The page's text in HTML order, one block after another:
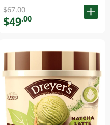
$67.00
$49.00